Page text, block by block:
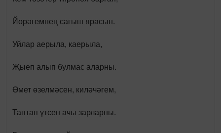
Йөрәгемнең сагыш ярасын.
Уйлар аерыла, каерыла,
Җыеп алып булмас аларны.
Өмет өзелмәсен, киләчәгем,
Таптап үтсен ачы зарларны.